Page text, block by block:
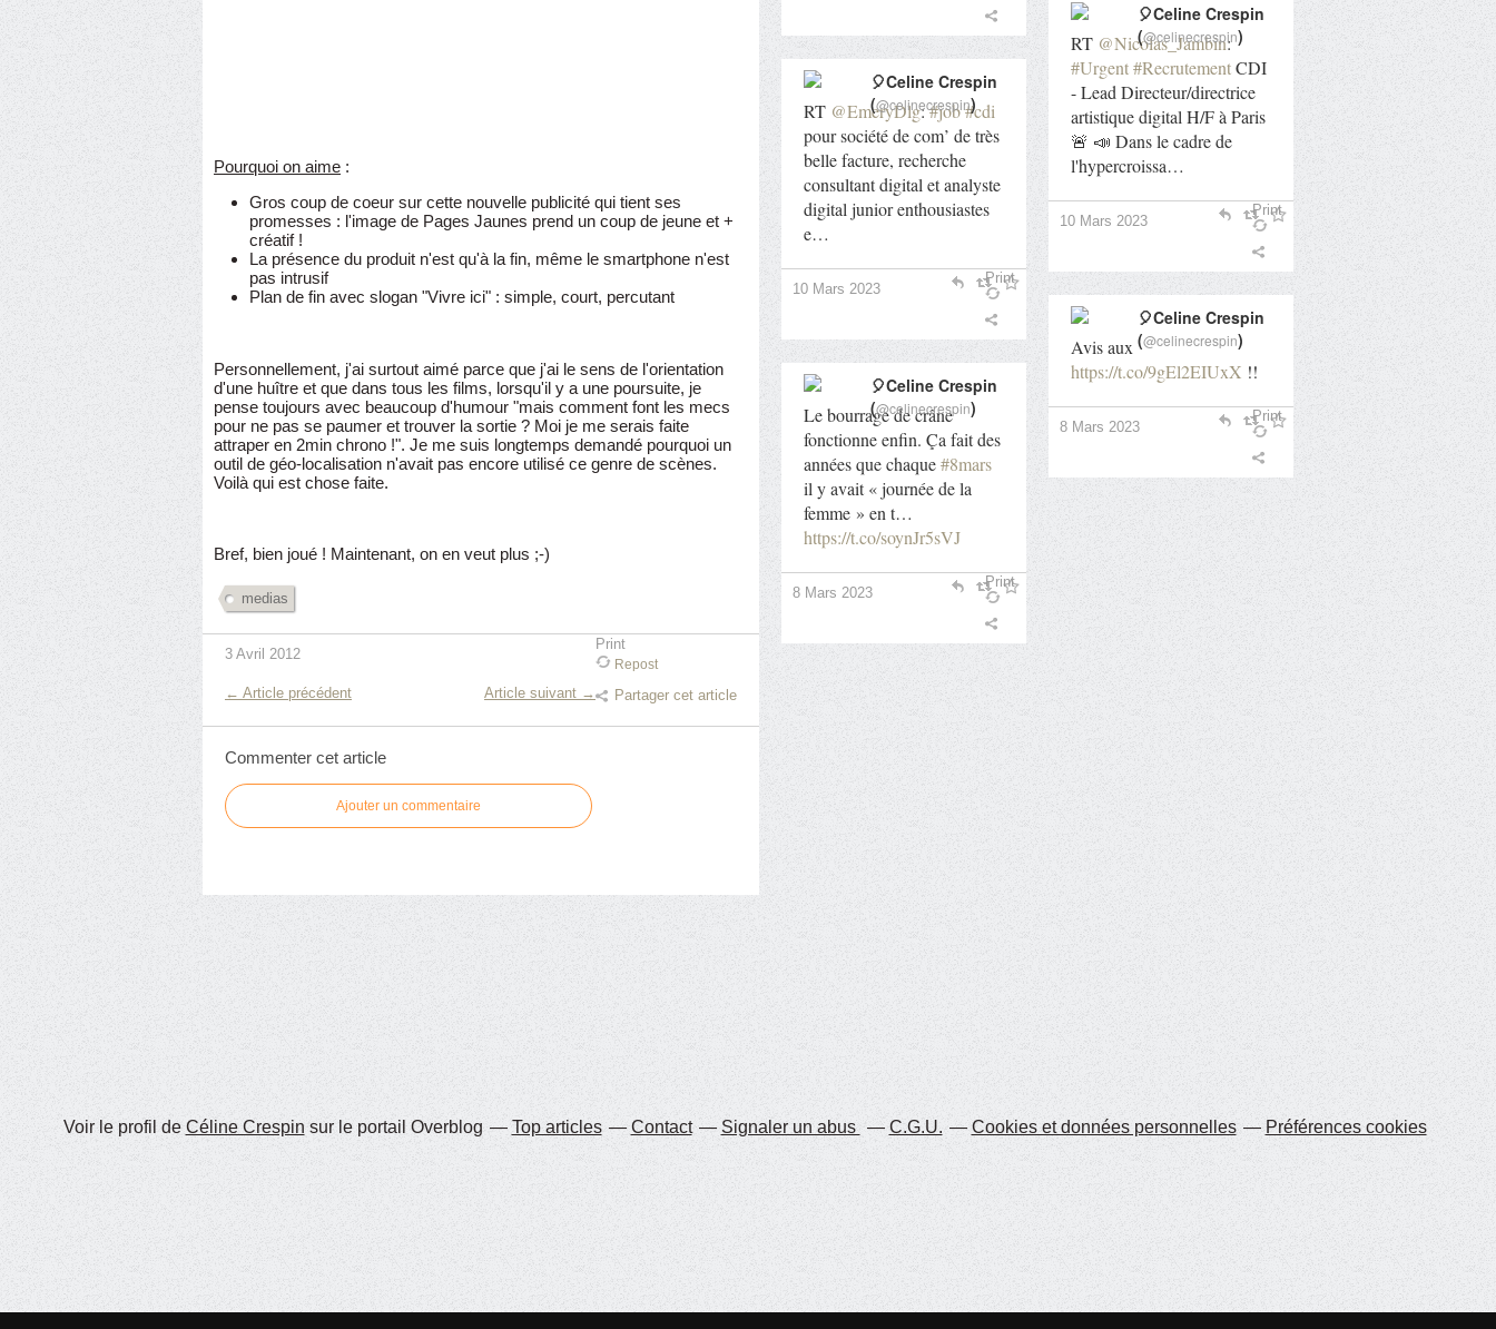
Pourquoi on aime :
Gros coup de coeur sur cette nouvelle publicité qui tient ses
promesses : l'image de Pages Jaunes prend un coup de jeune et +
créatif !
La présence du produit n'est qu'à la fin, même le smartphone n'est
pas intrusif
Plan de fin avec slogan "Vivre ici" : simple, court, percutant
Personnellement, j'ai surtout aimé parce que j'ai le sens de l'orientation
d'une huître et que dans tous les films, lorsqu'il y a une poursuite, je
pense toujours avec beaucoup d'humour "mais comment font les mecs
pour ne pas se paumer et trouver la sortie ? Moi je me serais faite
attraper en 2min chrono !". Je me suis longtemps demandé pourquoi un
outil de géo-localisation n'avait pas encore utilisé ce genre de scènes.
Voilà qui est chose faite.
Bref, bien joué ! Maintenant, on en veut plus ;-)
medias
3 Avril 2012
Print
Repost
Partager cet article
← Article précédent Article suivant →
Commenter cet article
Ajouter un commentaire
RT @Nicolas_Jambin:
#Urgent#RecrutementCDI
- Lead Directeur/directrice
artistique digital H/F à Paris
🚨 📣 Dans le cadre de
l'hypercroissa…
🎈Celine Crespin
(@celinecrespin)
10 Mars 2023
Print
RT @EmeryDlg:#job#cdi
pour société de com’ de très
belle facture, recherche
consultant digital et analyste
digital junior enthousiastes
e…
🎈Celine Crespin
(@celinecrespin)
10 Mars 2023
Print
Avis aux
https://t.co/9gEl2EIUxX !!
🎈Celine Crespin
(@celinecrespin)
8 Mars 2023
Print
Le bourrage de crâne
fonctionne enfin. Ça fait des
années que chaque#8mars
il y avait « journée de la
femme » en t…
https://t.co/soynJr5sVJ
🎈Celine Crespin
(@celinecrespin)
8 Mars 2023
Print
Voir le profil de Céline Crespin sur le portail Overblog Top articles Contact Signaler un abus C.G.U. Cookies et données personnelles Préférences cookies